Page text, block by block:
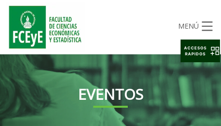
MENÚ
EVENTOS
ACCESOS
RAPIDOS